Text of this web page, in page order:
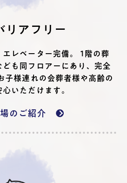
リアフリー
レベーター完備。 1階の葬
も同フロアーにあり、完全
子様連れの会葬者様や高齢の
いただけます。
のご紹介